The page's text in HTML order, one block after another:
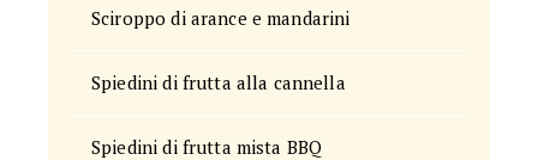
Sciroppo di arance e mandarini
Spiedini di frutta alla cannella
Spiedini di frutta mista BBQ